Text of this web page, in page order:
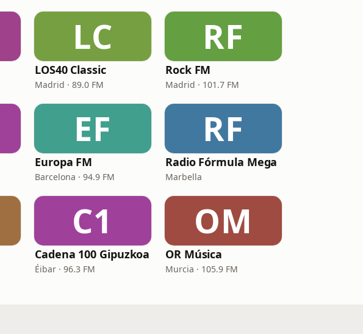
LC
LOS40 Classic
Madrid · 89.0 FM
RF
Rock FM
Madrid · 101.7 FM
EF
Europa FM
Barcelona · 94.9 FM
RF
Radio Fórmula Mega
Marbella
C1
Cadena 100 Gipuzkoa
Éibar · 96.3 FM
OM
OR Música
Murcia · 105.9 FM